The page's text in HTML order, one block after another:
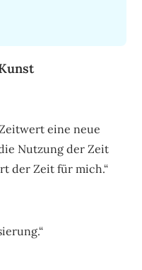
eine neue
Nutzung der Zeit
der Zeit für mich.“